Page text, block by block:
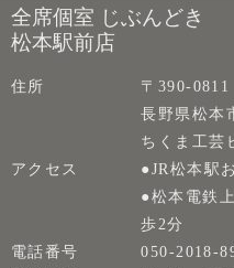
全席個室 じぶんどき
松本駅前店
住所
〒390-0811
長野県松本
ちくま工芸
アクセス
●JR松本駅
●松本電鉄
歩2分
電話番号
050-2018-